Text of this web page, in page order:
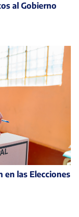
al Gobierno
en las Elecciones